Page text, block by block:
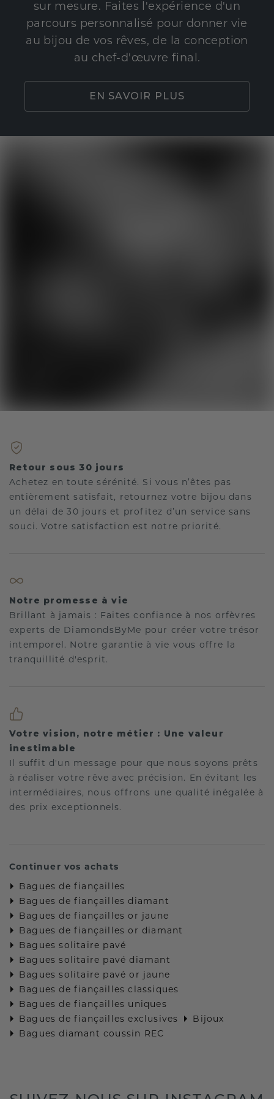
sur mesure. Faites l'expérience d'un
parcours personnalisé pour donner vie
au bijou de vos rêves, de la conception
au chef-d'œuvre final.
EN SAVOIR PLUS
Retour sous 30 jours
Achetez en toute sérénité. Si vous n’êtes pas
entièrement satisfait, retournez votre bijou dans
un délai de 30 jours et profitez d’un service sans
souci. Votre satisfaction est notre priorité.
Notre promesse à vie
Brillant à jamais : Faites confiance à nos orfèvres
experts de DiamondsByMe pour créer votre trésor
intemporel. Notre garantie à vie vous offre la
tranquillité d'esprit.
Votre vision, notre métier : Une valeur
inestimable
Il suffit d'un message pour que nous soyons prêts
à réaliser votre rêve avec précision. En évitant les
intermédiaires, nous offrons une qualité inégalée à
des prix exceptionnels.
Continuer vos achats
Bagues de fiançailles
Bagues de fiançailles diamant
Bagues de fiançailles or jaune
Bagues de fiançailles or diamant
Bagues solitaire pavé
Bagues solitaire pavé diamant
Bagues solitaire pavé or jaune
Bagues de fiançailles classiques
Bagues de fiançailles uniques
Bagues de fiançailles exclusives
Bijoux
Bagues diamant coussin REC